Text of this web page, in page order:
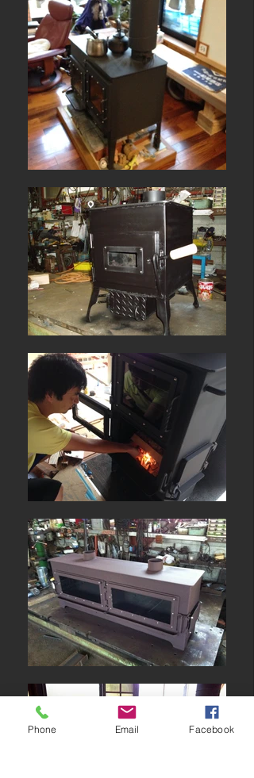
Phone Email Facebook